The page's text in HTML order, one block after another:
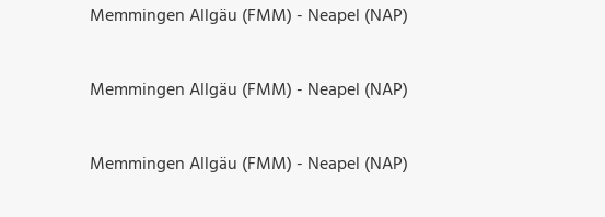
Memmingen Allgäu (FMM) - Neapel (NAP)
Memmingen Allgäu (FMM) - Neapel (NAP)
Memmingen Allgäu (FMM) - Neapel (NAP)